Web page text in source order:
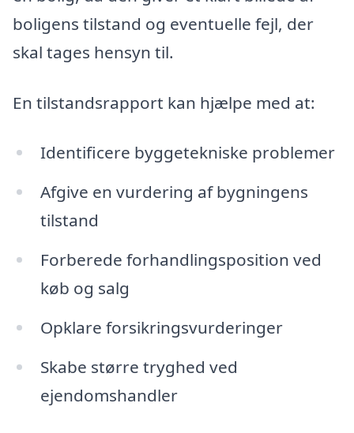
boligens tilstand og eventuelle fejl, der
skal tages hensyn til.
En tilstandsrapport kan hjælpe med at:
Identificere byggetekniske problemer
Afgive en vurdering af bygningens
tilstand
Forberede forhandlingsposition ved
køb og salg
Opklare forsikringsvurderinger
Skabe større tryghed ved
ejendomshandler